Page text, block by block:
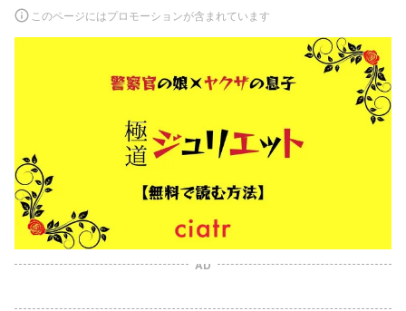
このページにはプロモーションが含まれています
AD